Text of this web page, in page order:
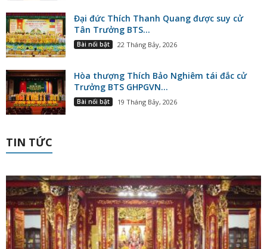
Đại đức Thích Thanh Quang được suy cử
Tân Trưởng BTS...
Bài nổi bật 22 Tháng Bảy, 2026
Hòa thượng Thích Bảo Nghiêm tái đắc cử
Trưởng BTS GHPGVN...
Bài nổi bật 19 Tháng Bảy, 2026
TIN TỨC